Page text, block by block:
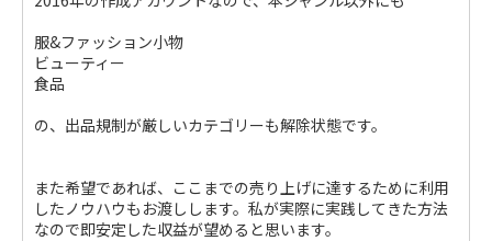
服&ファッション小物
ビューティー
食品
の、出品規制が厳しいカテゴリーも解除状態です。
また希望であれば、ここまでの売り上げに達するために利用
したノウハウもお渡しします。私が実際に実践してきた方法
なので即安定した収益が望めると思います。